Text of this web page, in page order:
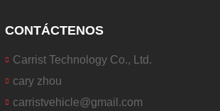
CONTÁCTENOS
Carrist Technology Co., Ltd.
cary zhou
carristvehicle@gmail.com